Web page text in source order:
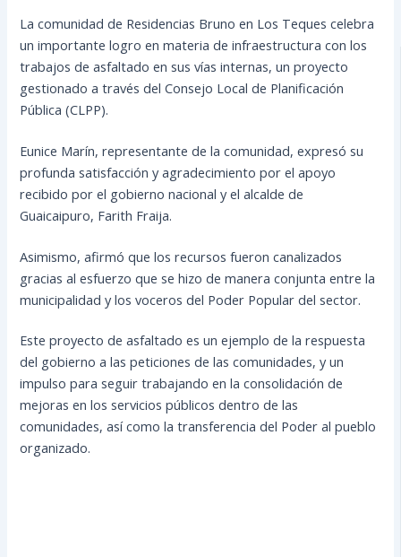
La comunidad de Residencias Bruno en Los Teques celebra
un importante logro en materia de infraestructura con los
trabajos de asfaltado en sus vías internas, un proyecto
gestionado a través del Consejo Local de Planificación
Pública (CLPP).
Eunice Marín, representante de la comunidad, expresó su
profunda satisfacción y agradecimiento por el apoyo
recibido por el gobierno nacional y el alcalde de
Guaicaipuro, Farith Fraija.
Asimismo, afirmó que los recursos fueron canalizados
gracias al esfuerzo que se hizo de manera conjunta entre la
municipalidad y los voceros del Poder Popular del sector.
Este proyecto de asfaltado es un ejemplo de la respuesta
del gobierno a las peticiones de las comunidades, y un
impulso para seguir trabajando en la consolidación de
mejoras en los servicios públicos dentro de las
comunidades, así como la transferencia del Poder al pueblo
organizado.